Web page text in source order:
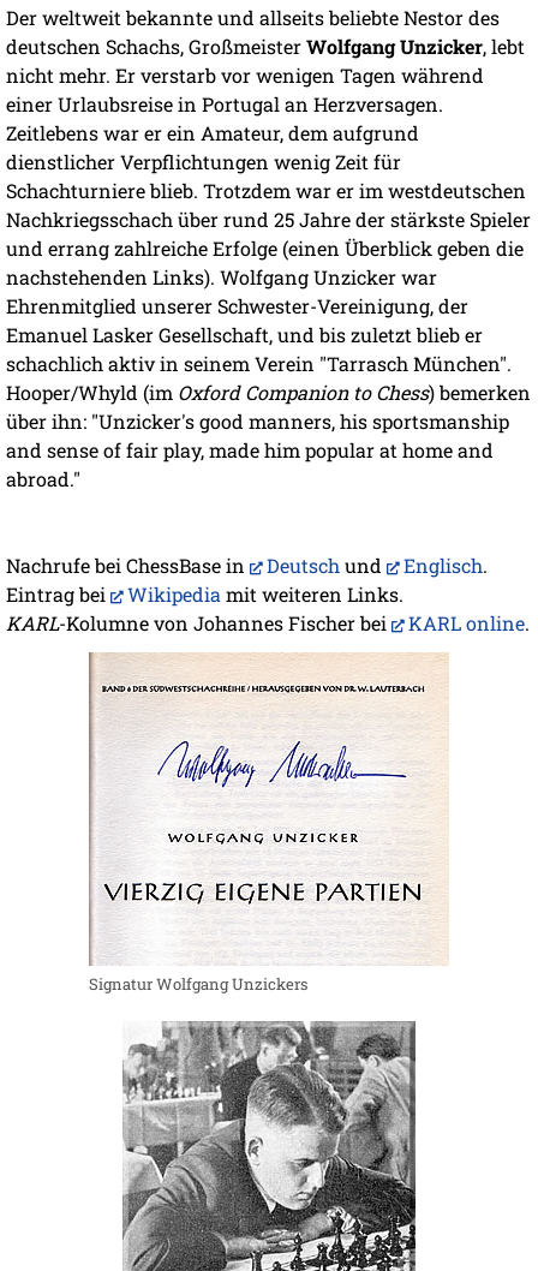
Der weltweit bekannte und allseits beliebte Nestor des
deutschen Schachs, GroßmeisterWolfgang Unzicker, lebt
nicht mehr. Er verstarb vor wenigen Tagen während
einer Urlaubsreise in Portugal an Herzversagen.
Zeitlebens war er ein Amateur, dem aufgrund
dienstlicher Verpflichtungen wenig Zeit für
Schachturniere blieb. Trotzdem war er im westdeutschen
Nachkriegsschach über rund 25 Jahre der stärkste Spieler
und errang zahlreiche Erfolge (einen Überblick geben die
nachstehenden Links). Wolfgang Unzicker war
Ehrenmitglied unserer Schwester-Vereinigung, der
Emanuel Lasker Gesellschaft, und bis zuletzt blieb er
schachlich aktiv in seinem Verein "Tarrasch München".
Hooper/Whyld (im Oxford Companion to Chess) bemerken
über ihn: "Unzicker's good manners, his sportsmanship
and sense of fair play, made him popular at home and
abroad."
Nachrufe bei ChessBase in Deutsch und Englisch.
Eintrag bei
Wikipedia mit weiteren Links.
KARL-Kolumne von Johannes Fischer bei KARL online.
Signatur Wolfgang Unzickers